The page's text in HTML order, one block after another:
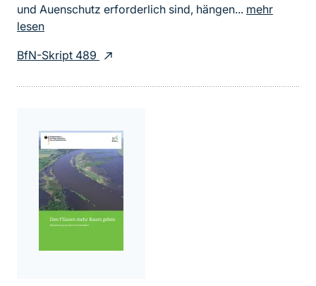
und Auenschutz erforderlich sind, hängen... mehr
lesen
BfN-Skript 489